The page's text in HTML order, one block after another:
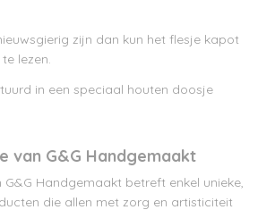
zijn dan kun het flesje kapot
lezen.
in een speciaal houten doosje
van G&G Handgemaakt
Handgemaakt betreft enkel unieke,
die allen met zorg en artisticiteit